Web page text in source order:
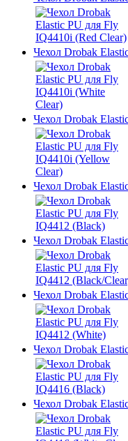
Чехол Drobak
Чехол Drobak
Чехол Drobak
Чехол Drobak
Чехол Drobak
Чехол Drobak
Чехол Drobak